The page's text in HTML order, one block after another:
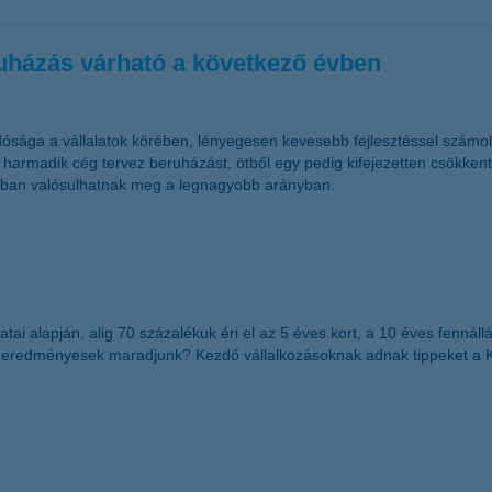
várható a következő évben
a vállalatok körében, lényegesen kevesebb fejlesztéssel
cég tervez beruházást, ötből egy pedig kifejezetten
valósulhatnak meg a legnagyobb arányban.
alapján, alig 70 százalékuk éri el az 5 éves kort, a 10 éves
maradjunk? Kezdő vállalkozásoknak adnak tippeket a